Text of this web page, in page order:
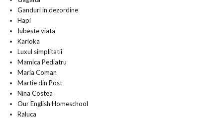
Ganduri in dezordine
Hapi
Iubeste viata
Karioka
Luxul simplitatii
Mamica Pediatru
Maria Coman
Martie din Post
Nina Costea
Our English Homeschool
Raluca